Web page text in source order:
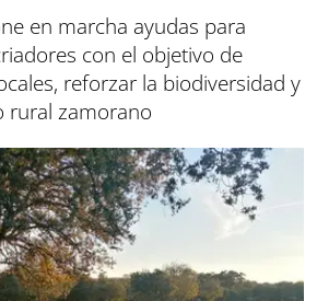
en marcha ayudas para
con el objetivo de
reforzar la biodiversidad y
rural zamorano